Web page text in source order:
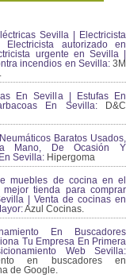
Sevilla | Electricista
autorizado en
urgente en Sevilla |
incendios en Sevilla:3M
En Sevilla | Estufas En
En Sevilla:D&C
Baratos Usados,
Mano, De Ocasión Y
Sevilla: Hipergoma
muebles de cocina en el
tienda para comprar
| Venta de cocinas en
Azul Cocinas.
En Buscadores
Tu Empresa En Primera
Web Sevilla:
en buscadores en
de Google.